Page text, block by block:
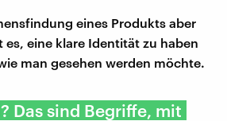
eines Produkts aber
es, eine klare Identität zu haben
man gesehen werden möchte.
Das sind Begriffe, mit